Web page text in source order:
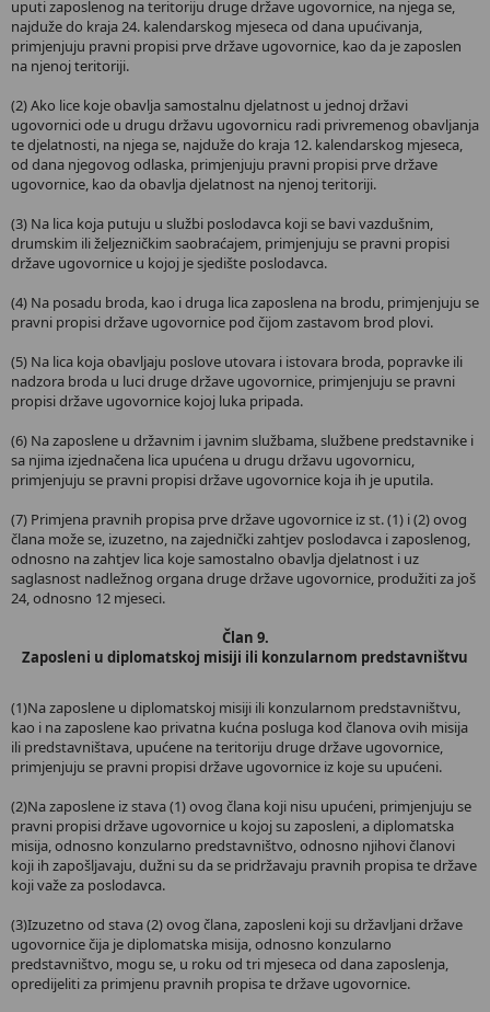
uputi zaposlenog na teritoriju druge države ugovornice, na njega se,
najduže do kraja 24. kalendarskog mjeseca od dana upućivanja,
primjenjuju pravni propisi prve države ugovornice, kao da je zaposlen
na njenoj teritoriji.
(2) Ako lice koje obavlja samostalnu djelatnost u jednoj državi
ugovornici ode u drugu državu ugovornicu radi privremenog obavljanja
te djelatnosti, na njega se, najduže do kraja 12. kalendarskog mjeseca,
od dana njegovog odlaska, primjenjuju pravni propisi prve države
ugovornice, kao da obavlja djelatnost na njenoj teritoriji.
(3) Na lica koja putuju u službi poslodavca koji se bavi vazdušnim,
drumskim ili željezničkim saobraćajem, primjenjuju se pravni propisi
države ugovornice u kojoj je sjedište poslodavca.
(4) Na posadu broda, kao i druga lica zaposlena na brodu, primjenjuju se
pravni propisi države ugovornice pod čijom zastavom brod plovi.
(5) Na lica koja obavljaju poslove utovara i istovara broda, popravke ili
nadzora broda u luci druge države ugovornice, primjenjuju se pravni
propisi države ugovornice kojoj luka pripada.
(6) Na zaposlene u državnim i javnim službama, službene predstavnike i
sa njima izjednačena lica upućena u drugu državu ugovornicu,
primjenjuju se pravni propisi države ugovornice koja ih je uputila.
(7) Primjena pravnih propisa prve države ugovornice iz st. (1) i (2) ovog
člana može se, izuzetno, na zajednički zahtjev poslodavca i zaposlenog,
odnosno na zahtjev lica koje samostalno obavlja djelatnost i uz
saglasnost nadležnog organa druge države ugovornice, produžiti za još
24, odnosno 12 mjeseci.
Član 9.
Zaposleni u diplomatskoj misiji ili konzularnom predstavništvu
(1)Na zaposlene u diplomatskoj misiji ili konzularnom predstavništvu,
kao i na zaposlene kao privatna kućna posluga kod članova ovih misija
ili predstavništava, upućene na teritoriju druge države ugovornice,
primjenjuju se pravni propisi države ugovornice iz koje su upućeni.
(2)Na zaposlene iz stava (1) ovog člana koji nisu upućeni, primjenjuju se
pravni propisi države ugovornice u kojoj su zaposleni, a diplomatska
misija, odnosno konzularno predstavništvo, odnosno njihovi članovi
koji ih zapošljavaju, dužni su da se pridržavaju pravnih propisa te države
koji važe za poslodavca.
(3)Izuzetno od stava (2) ovog člana, zaposleni koji su državljani države
ugovornice čija je diplomatska misija, odnosno konzularno
predstavništvo, mogu se, u roku od tri mjeseca od dana zaposlenja,
opredijeliti za primjenu pravnih propisa te države ugovornice.